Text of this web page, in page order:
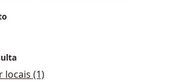
locais (1)